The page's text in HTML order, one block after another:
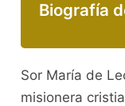
Biografía
Sor María de
misionera